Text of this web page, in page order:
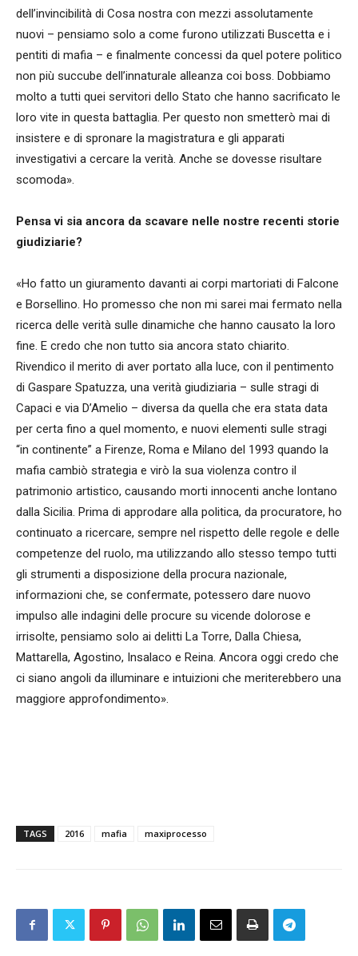
dell’invincibilità di Cosa nostra con mezzi assolutamente
nuovi – pensiamo solo a come furono utilizzati Buscetta e i
pentiti di mafia – e finalmente concessi da quel potere politico
non più succube dell’innaturale alleanza coi boss. Dobbiamo
molto a tutti quei servitori dello Stato che hanno sacrificato le
loro vite in questa battaglia. Per questo non smetterò mai di
insistere e di spronare la magistratura e gli apparati
investigativi a cercare la verità. Anche se dovesse risultare
scomoda».
Pensa vi sia ancora da scavare nelle nostre recenti storie
giudiziarie?
«Ho fatto un giuramento davanti ai corpi martoriati di Falcone
e Borsellino. Ho promesso che non mi sarei mai fermato nella
ricerca delle verità sulle dinamiche che hanno causato la loro
fine. E credo che non tutto sia ancora stato chiarito.
Rivendico il merito di aver portato alla luce, con il pentimento
di Gaspare Spatuzza, una verità giudiziaria – sulle stragi di
Capaci e via D’Amelio – diversa da quella che era stata data
per certa fino a quel momento, e nuovi elementi sulle stragi
“in continente” a Firenze, Roma e Milano del 1993 quando la
mafia cambiò strategia e virò la sua violenza contro il
patrimonio artistico, causando morti innocenti anche lontano
dalla Sicilia. Prima di approdare alla politica, da procuratore, ho
continuato a ricercare, sempre nel rispetto delle regole e delle
competenze del ruolo, ma utilizzando allo stesso tempo tutti
gli strumenti a disposizione della procura nazionale,
informazioni che, se confermate, potessero dare nuovo
impulso alle indagini delle procure su vicende dolorose e
irrisolte, pensiamo solo ai delitti La Torre, Dalla Chiesa,
Mattarella, Agostino, Insalaco e Reina. Ancora oggi credo che
ci siano angoli da illuminare e intuizioni che meriterebbero una
maggiore approfondimento».
TAGS 2016 mafia maxiprocesso